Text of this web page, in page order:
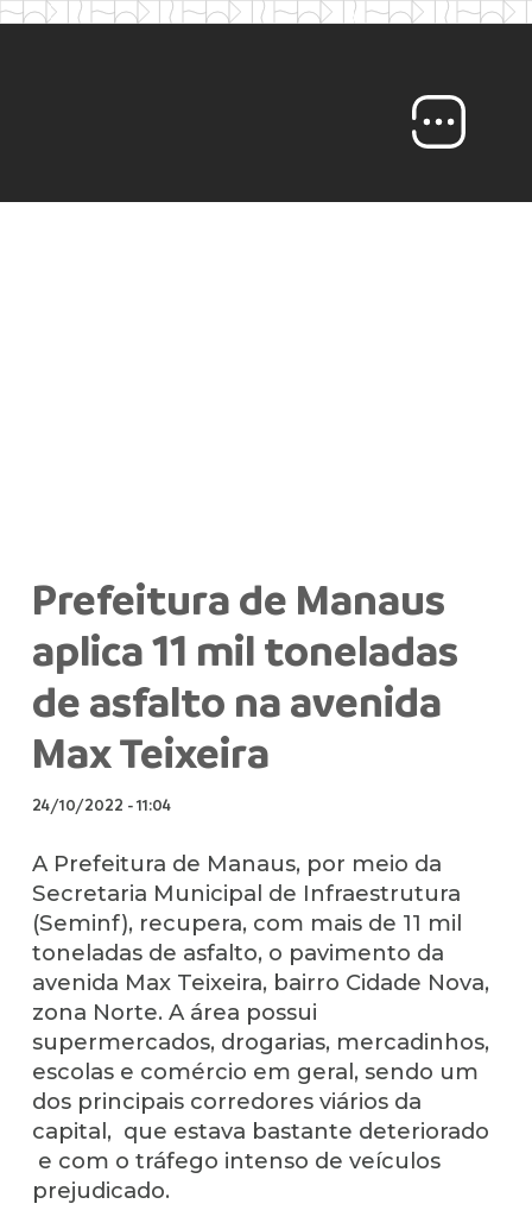
Prefeitura de Manaus
aplica 11 mil toneladas
de asfalto na avenida
Max Teixeira
24/10/2022 -11:04
A Prefeitura de Manaus, por meio da
Secretaria Municipal de Infraestrutura
(Seminf), recupera, com mais de 11 mil
toneladas de asfalto, o pavimento da
avenida Max Teixeira, bairro Cidade Nova,
zona Norte. A área possui
supermercados, drogarias, mercadinhos,
escolas e comércio em geral, sendo um
dos principais corredores viários da
capital, que estava bastante deteriorado
e com o tráfego intenso de veículos
prejudicado.